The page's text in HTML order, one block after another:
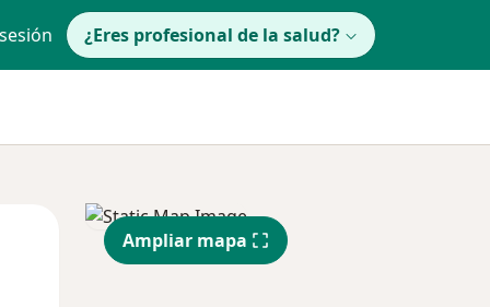
¿Eres profesional de la salud?
Mar
11 Ago
Mié
12 Ago
Ampliar mapa